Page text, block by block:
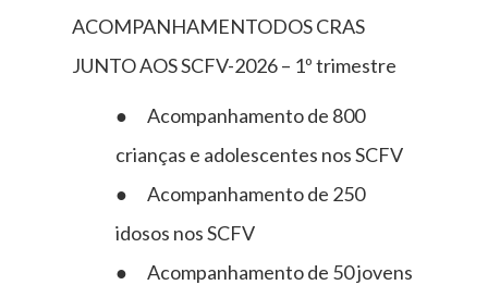
ACOMPANHAMENTODOS CRAS
JUNTO AOS SCFV-2026 – 1º trimestre
● Acompanhamento de 800
crianças e adolescentes nos SCFV
● Acompanhamento de 250
idosos nos SCFV
● Acompanhamento de 50 jovens